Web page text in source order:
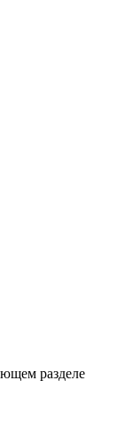
разделе